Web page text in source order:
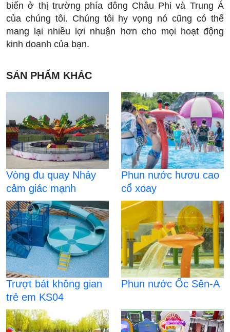
biến ở thị trường phía đông Châu Phi và Trung Á
của chúng tôi. Chúng tôi hy vọng nó cũng có thể
mang lại nhiều lợi nhuận hơn cho mọi hoạt động
kinh doanh của bạn.
SẢN PHẨM KHÁC
Vòng đu quay Nhảy
cảm giác mạnh
Phun nước hươu cao
cổ xoay
Trượt bát không gian
trẻ em KS04
Phun nước Ốc Sên-A